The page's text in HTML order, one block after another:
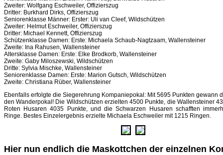
Zweiter: Wolfgang Eschweiler, Offizierszug
Dritter: Burkhard Dirks, Offizierszug
Seniorenklasse Männer: Erster: Uli van Cleef, Wildschützen
Zweiter: Helmut Eschweiler, Offizierszug
Dritter: Michael Kennett, Offizierszug
Schützenklasse Damen: Erste: Michaela Schaub-Nagtzaam, Wallensteiner
Zweite: Ina Rahusen, Wallensteiner
Altersklasse Damen: Erste: Elke Brodkorb, Wallensteiner
Zweite: Gaby Miloszewski, Wildschützen
Dritte: Sylvia Mischke, Wallensteiner
Seniorenklasse Damen: Erste: Marion Gutsch, Wildschützen
Zweite: Christiana Rüber, Wallensteiner
Ebenfalls erfolgte die Siegerehrung Kompaniepokal: Mit 5695 Punkten gewann
den Wanderpokal! Die Wildschützen erzielten 4500 Punkte, die Wallensteiner
Roten Husaren 4035 Punkte, und die Schwarzen Husaren schafften
Ringe. Bestes Einzelergebnis erzielte Michaela Eschweiler mit 1215 Ringen.
Hier nun endlich die Maskottchen der einzelnen